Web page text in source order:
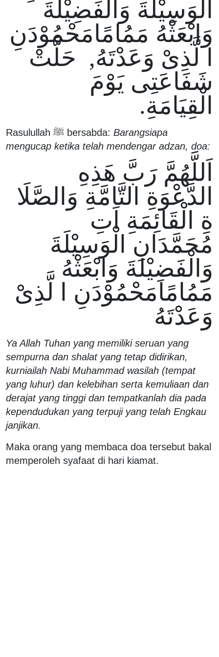
الْوَسِيْلَةَ وَالْفَضِيْلَةَ
وَابْعَثْهُ مَمُامًامَحْمُوْدَنِ
ا لَّذِىْ وَعَدْتَهُ, حَلَّتْ
شَفَاعَتِى يَوْمَ
الْقِيَامَةِ.
Rasulullah ﷺ bersabda: Barangsiapa
mengucap ketika telah mendengar adzan, doa:
اَللَّهُمَّ رَبَّ هَذِهِ
الدَّعْوَةِ التَّامَّةِ وَالصَّلَا
ةِ الْقَائِمَةِ اَتِ
مُحَمَّدَانِ الْوَسِيْلَةَ
وَالْفَضِيْلَةَ وَابْعَثْهُ
مَمُامًامَحْمُوْدَنِ ا لَّذِىْ
وَعَدْتَهُ
Ya Allah Tuhan yang memiliki seruan yang
sempurna dan shalat yang tetap didirikan,
kurniailah Nabi Muhammad wasilah (tempat
yang luhur) dan kelebihan serta kemuliaan dan
derajat yang tinggi dan tempatkanlah dia pada
kependudukan yang terpuji yang telah Engkau
janjikan.
Maka orang yang membaca doa tersebut bakal
memperoleh syafaat di hari kiamat.